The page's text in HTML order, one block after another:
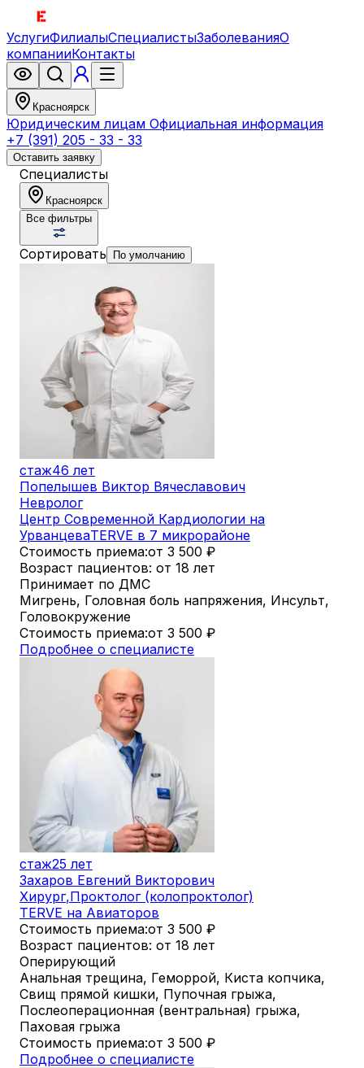
УслугиФилиалыСпециалистыЗаболеванияО
компанииКонтакты
Красноярск
Юридическим лицам Официальная информация
+7 (391) 205 - 33 - 33
Оставить заявку
Специалисты
Красноярск
Все фильтры
Сортировать По умолчанию
стаж46 лет
Попелышев Виктор Вячеславович
Невролог
Центр Современной Кардиологии на
УрванцеваTERVE в 7 микрорайоне
Стоимость приема:от 3 500 ₽
Возраст пациентов: от 18 лет
Принимает по ДМС
Мигрень, Головная боль напряжения, Инсульт,
Головокружение
Стоимость приема:от 3 500 ₽
Подробнее о специалисте
стаж25 лет
Захаров Евгений Викторович
Хирург,Проктолог (колопроктолог)
TERVE на Авиаторов
Стоимость приема:от 3 500 ₽
Возраст пациентов: от 18 лет
Оперирующий
Анальная трещина, Геморрой, Киста копчика,
Свищ прямой кишки, Пупочная грыжа,
Послеоперационная (вентральная) грыжа,
Паховая грыжа
Стоимость приема:от 3 500 ₽
Подробнее о специалисте